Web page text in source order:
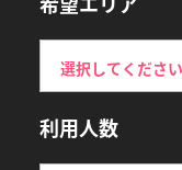
利用人数